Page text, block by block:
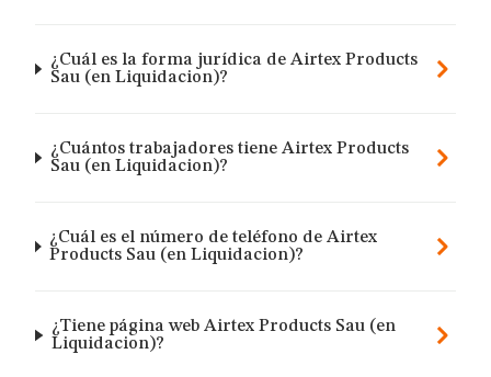
¿Cuál es la forma jurídica de Airtex Products
Sau (en Liquidacion)?
¿Cuántos trabajadores tiene Airtex Products
Sau (en Liquidacion)?
¿Cuál es el número de teléfono de Airtex
Products Sau (en Liquidacion)?
¿Tiene página web Airtex Products Sau (en
Liquidacion)?